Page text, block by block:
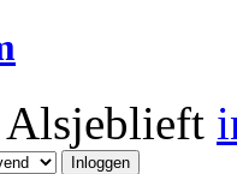
Alsjeblieft